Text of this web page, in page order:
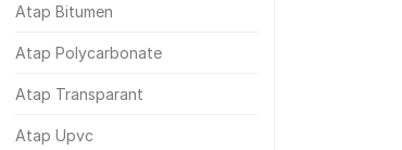
Atap Bitumen
Atap Polycarbonate
Atap Transparant
Atap Upvc